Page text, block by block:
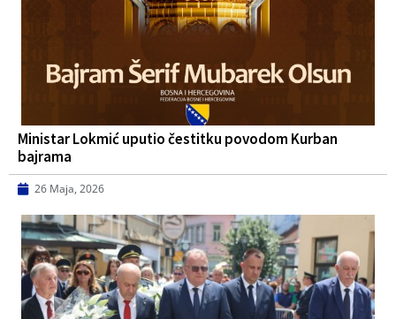
Ministar Lokmić uputio čestitku povodom Kurban
bajrama
26 Maja, 2026